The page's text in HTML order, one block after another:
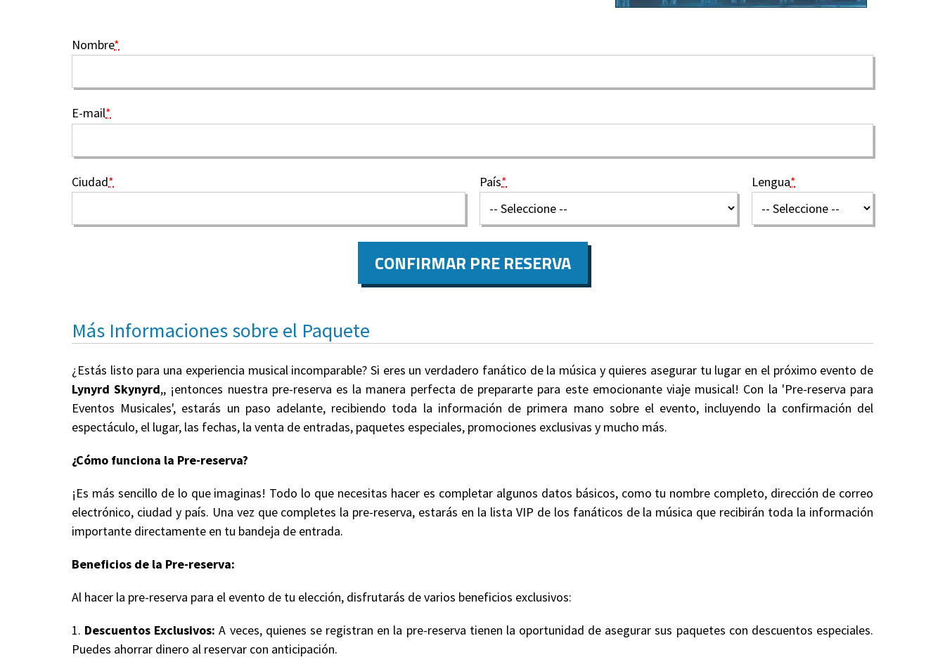
Nombre*
E-mail*
Ciudad* País* Lengua*
CONFIRMAR PRE RESERVA
Más Informaciones sobre el Paquete
¿Estás listo para una experiencia musical incomparable? Si eres un verdadero fanático de la música y quieres asegurar tu lugar en el próximo evento de
Lynyrd Skynyrd,, ¡entonces nuestra pre-reserva es la manera perfecta de prepararte para este emocionante viaje musical! Con la 'Pre-reserva para
Eventos Musicales', estarás un paso adelante, recibiendo toda la información de primera mano sobre el evento, incluyendo la confirmación del
espectáculo, el lugar, las fechas, la venta de entradas, paquetes especiales, promociones exclusivas y mucho más.
¿Cómo funciona la Pre-reserva?
¡Es más sencillo de lo que imaginas! Todo lo que necesitas hacer es completar algunos datos básicos, como tu nombre completo, dirección de correo
electrónico, ciudad y país. Una vez que completes la pre-reserva, estarás en la lista VIP de los fanáticos de la música que recibirán toda la información
importante directamente en tu bandeja de entrada.
Beneficios de la Pre-reserva:
Al hacer la pre-reserva para el evento de tu elección, disfrutarás de varios beneficios exclusivos:
1. Descuentos Exclusivos: A veces, quienes se registran en la pre-reserva tienen la oportunidad de asegurar sus paquetes con descuentos especiales.
Puedes ahorrar dinero al reservar con anticipación.